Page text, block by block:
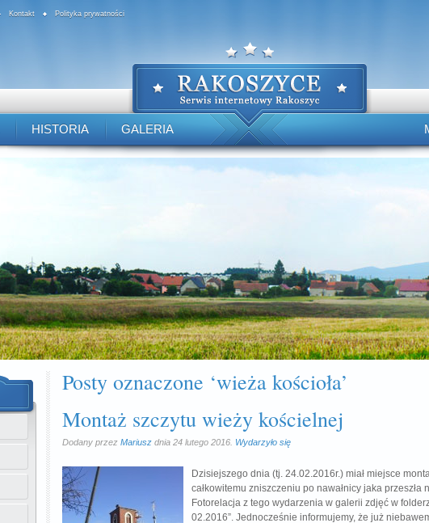
Kontakt Polityka prywatności
HISTORIA GALERIA
Posty oznaczone ‘wieża kościoła’
Montaż szczytu wieży kościelnej
Dodany przez Mariusz dnia 24 lutego 2016. Wydarzyło się
Dzisiejszego dnia (tj. 24.02.2016r.) miał miejsce
całkowitemu zniszczeniu po nawałnicy jaka
Fotorelacja z tego wydarzenia w galerii zdjęć w
02.2016”. Jednocześnie informujemy, że już